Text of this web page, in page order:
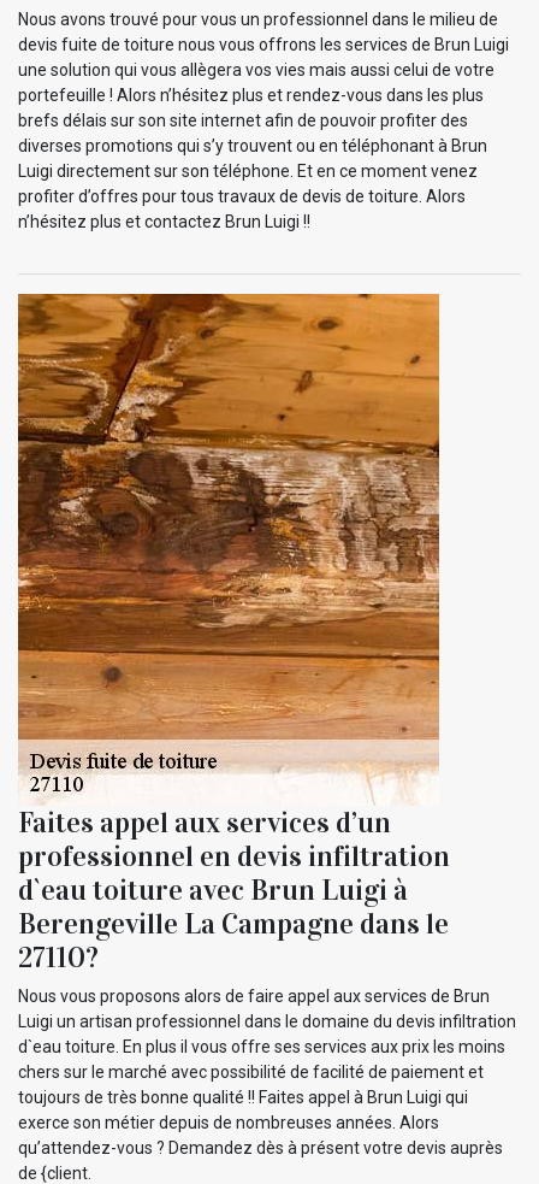
Nous avons trouvé pour vous un professionnel dans le milieu de
devis fuite de toiture nous vous offrons les services de Brun Luigi
une solution qui vous allègera vos vies mais aussi celui de votre
portefeuille ! Alors n’hésitez plus et rendez-vous dans les plus
brefs délais sur son site internet afin de pouvoir profiter des
diverses promotions qui s’y trouvent ou en téléphonant à Brun
Luigi directement sur son téléphone. Et en ce moment venez
profiter d’offres pour tous travaux de devis de toiture. Alors
n’hésitez plus et contactez Brun Luigi !!
Faites appel aux services d’un
professionnel en devis infiltration
d`eau toiture avec Brun Luigi à
Berengeville La Campagne dans le
27110?
Nous vous proposons alors de faire appel aux services de Brun
Luigi un artisan professionnel dans le domaine du devis infiltration
d`eau toiture. En plus il vous offre ses services aux prix les moins
chers sur le marché avec possibilité de facilité de paiement et
toujours de très bonne qualité !! Faites appel à Brun Luigi qui
exerce son métier depuis de nombreuses années. Alors
qu’attendez-vous ? Demandez dès à présent votre devis auprès
de {client.